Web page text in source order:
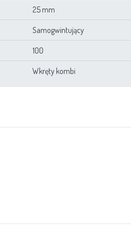
25 mm
Samogwintujący
100
Wkręty kombi